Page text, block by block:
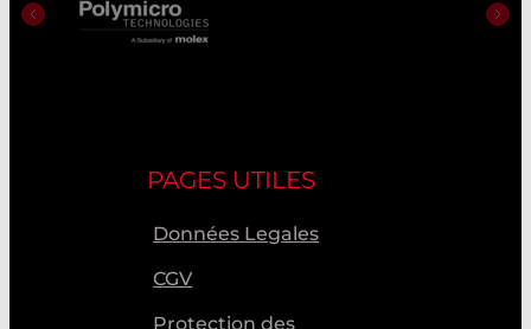
PAGES UTILES
Données Legales
CGV
Protection des